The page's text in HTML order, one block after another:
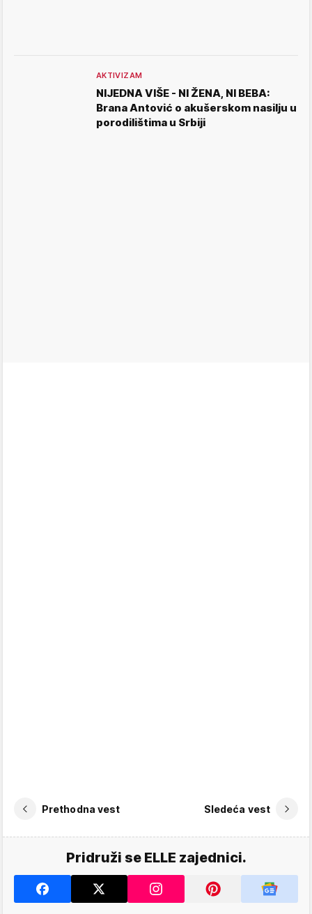
AKTIVIZAM
NIJEDNA VIŠE - NI ŽENA, NI BEBA:
Brana Antović o akušerskom nasilju u
porodilištima u Srbiji
Prethodna vest Sledeća vest
Pridruži se ELLE zajednici.